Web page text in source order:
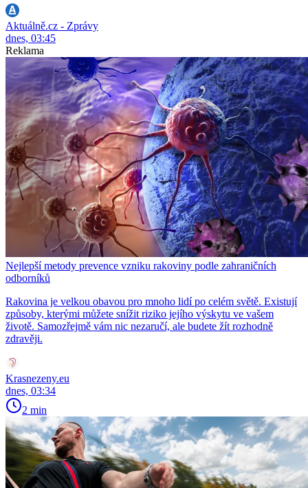
Aktuálně.cz - Zprávy
dnes, 03:45
Reklama
Nejlepší metody prevence vzniku rakoviny podle zahraničních
odborníků
Rakovina je velkou obavou pro mnoho lidí po celém světě. Existují
způsoby, kterými můžete snížit riziko jejího výskytu ve vašem
životě. Samozřejmě vám nic nezaručí, ale budete žít rozhodně
zdravěji.
Krasnezeny.eu
dnes, 03:34
2 min